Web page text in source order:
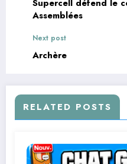
Supercell défend le
Assemblées
Next post
Archère
RELATED POSTS